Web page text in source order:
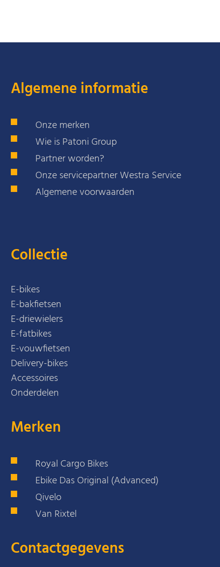
Algemene informatie
Onze merken
Wie is Patoni Group
Partner worden?
Onze servicepartner Westra Service
Algemene voorwaarden
Collectie
E-bikes
E-bakfietsen
E-driewielers
E-fatbikes
E-vouwfietsen
Delivery-bikes
Accessoires
Onderdelen
Merken
Royal Cargo Bikes
Ebike Das Original (Advanced)
Qivelo
Van Rixtel
Contactgegevens